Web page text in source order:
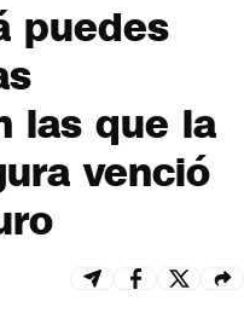
puedes
las que la
venció